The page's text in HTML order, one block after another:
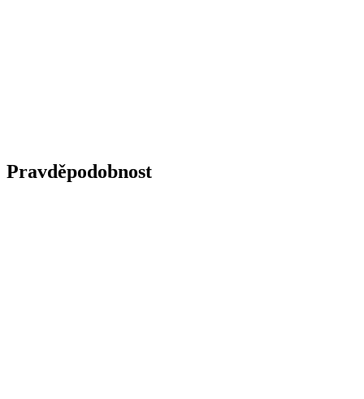
Pravděpodobnost